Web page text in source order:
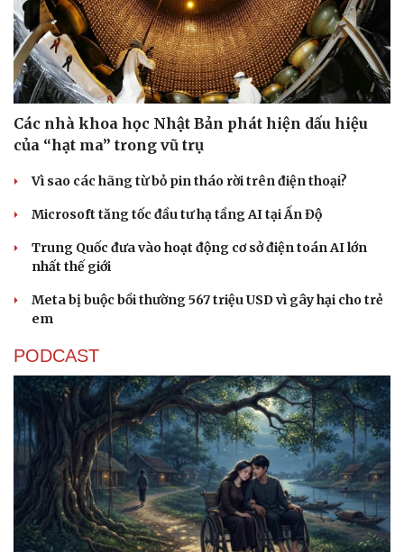
Sức khỏe
Cây thuốc
Sản phụ khoa
Nhi khoa
Làm đẹp - giảm cân
Phòng mạch online
Đời sống
Blog
Tình yêu - Gia đình
Các nhà khoa học Nhật Bản phát hiện dấu hiệu
của “hạt ma” trong vũ trụ
Vì sao các hãng từ bỏ pin tháo rời trên điện thoại?
Microsoft tăng tốc đầu tư hạ tầng AI tại Ấn Độ
Trung Quốc đưa vào hoạt động cơ sở điện toán AI lớn
nhất thế giới
Meta bị buộc bồi thường 567 triệu USD vì gây hại cho trẻ
em
PODCAST